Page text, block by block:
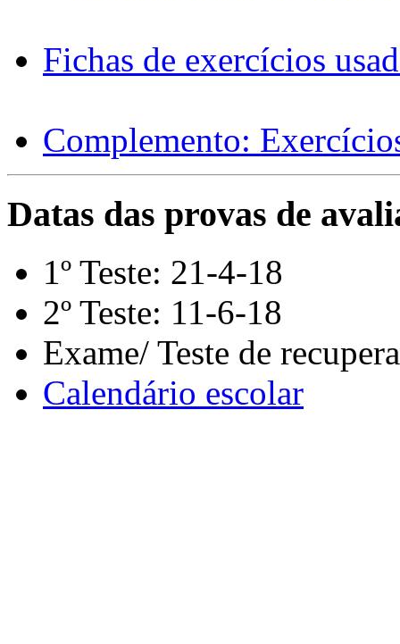
Fichas de exercícios
Complemento:
Datas das provas de
1º Teste: 21-4-18
2º Teste: 11-6-18
Exame/ Teste de
Calendário escolar